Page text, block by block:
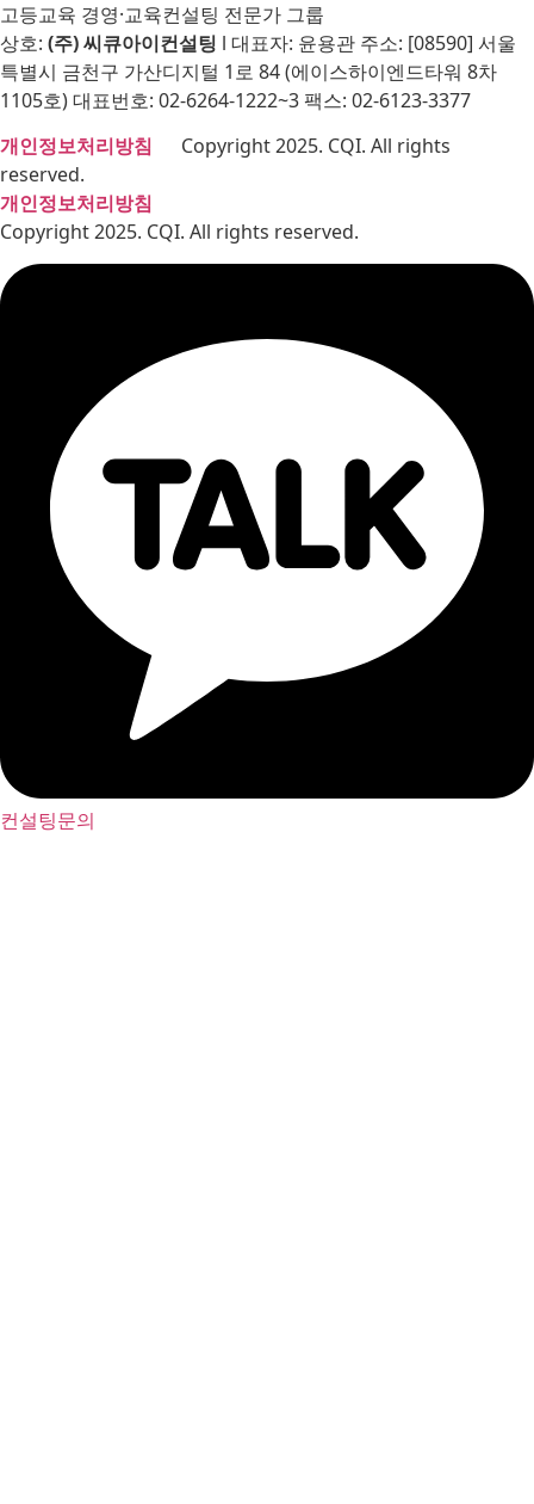
고등교육 경영·교육컨설팅 전문가 그룹
상호: (주) 씨큐아이컨설팅 l 대표자: 윤용관 주소: [08590] 서울
특별시 금천구 가산디지털 1로 84 (에이스하이엔드타워 8차
1105호) 대표번호: 02-6264-1222~3 팩스: 02-6123-3377
개인정보처리방침 Copyright 2025. CQI. All rights
reserved.
개인정보처리방침
Copyright 2025. CQI. All rights reserved.
컨설팅문의